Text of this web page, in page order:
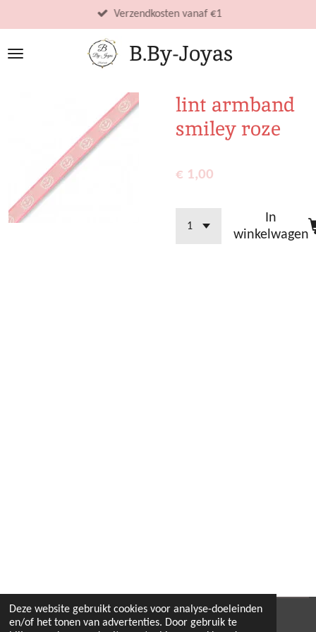
Deze website gebruikt cookies voor analyse-doeleinden
en/of het tonen van advertenties. Door gebruik te
direct
naar
B.By-Joyas
Verzendkosten vanaf €1
lint armband
smiley roze
€ 1,00
In
winkelwagen
© 2022 - 2026 B.By-Joyas